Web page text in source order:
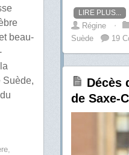
beau-
Suède,
,
LIRE PLUS...
Régine ⋅
Suède
19
Décès
de Saxe-